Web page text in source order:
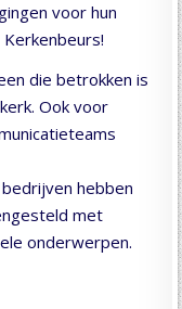
voor hun
die betrokken is
Ook voor
hebben
met
onderwerpen.